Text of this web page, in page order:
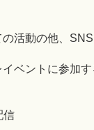
活動の他、
ベントに参加す
信